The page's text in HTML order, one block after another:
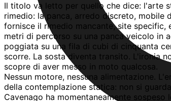
Il titolo va letto per quello che dice: l'arte
rimedio: la panca, arredo discreto, mobile
fornisce il rimedio mancante, site
metri di percorso su una panca veicolo in
poggiata su una fila di cubi di cinquanta
scorre. La sosta diventa transito. L'ironia
scopre di aver messo in moto qualcosa.
Nessun motore, nessuna alimentazione.
della contemplazione statica: non si
Cavenago ha momentaneamente